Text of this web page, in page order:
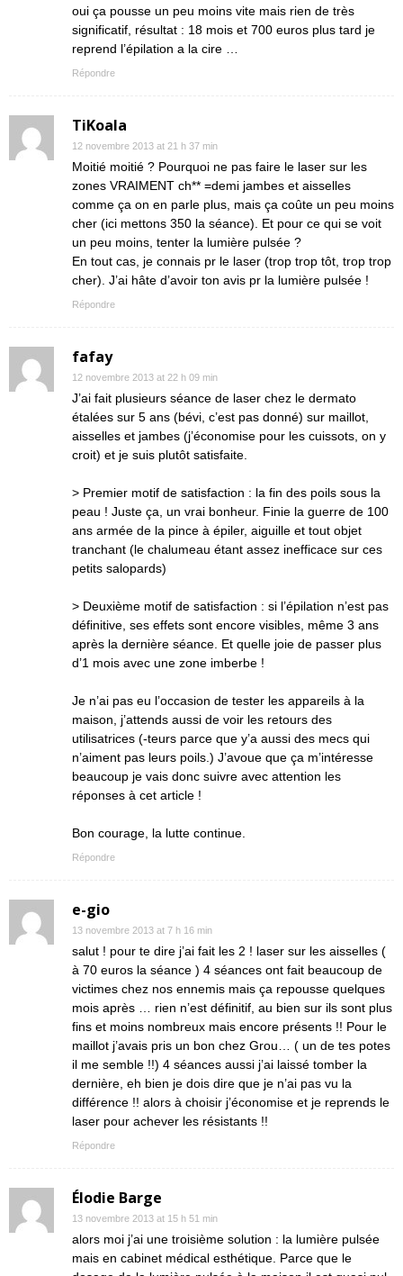
oui ça pousse un peu moins vite mais rien de très
significatif, résultat : 18 mois et 700 euros plus tard je
reprend l’épilation a la cire …
Répondre
TiKoala
12 novembre 2013 at 21 h 37 min
Moitié moitié ? Pourquoi ne pas faire le laser sur les
zones VRAIMENT ch** =demi jambes et aisselles
comme ça on en parle plus, mais ça coûte un peu moins
cher (ici mettons 350 la séance). Et pour ce qui se voit
un peu moins, tenter la lumière pulsée ?
En tout cas, je connais pr le laser (trop trop tôt, trop trop
cher). J’ai hâte d’avoir ton avis pr la lumière pulsée !
Répondre
fafay
12 novembre 2013 at 22 h 09 min
J’ai fait plusieurs séance de laser chez le dermato
étalées sur 5 ans (bévi, c’est pas donné) sur maillot,
aisselles et jambes (j’économise pour les cuissots, on y
croit) et je suis plutôt satisfaite.
> Premier motif de satisfaction : la fin des poils sous la
peau ! Juste ça, un vrai bonheur. Finie la guerre de 100
ans armée de la pince à épiler, aiguille et tout objet
tranchant (le chalumeau étant assez inefficace sur ces
petits salopards)
> Deuxième motif de satisfaction : si l’épilation n’est pas
définitive, ses effets sont encore visibles, même 3 ans
après la dernière séance. Et quelle joie de passer plus
d’1 mois avec une zone imberbe !
Je n’ai pas eu l’occasion de tester les appareils à la
maison, j’attends aussi de voir les retours des
utilisatrices (-teurs parce que y’a aussi des mecs qui
n’aiment pas leurs poils.) J’avoue que ça m’intéresse
beaucoup je vais donc suivre avec attention les
réponses à cet article !
Bon courage, la lutte continue.
Répondre
e-gio
13 novembre 2013 at 7 h 16 min
salut ! pour te dire j’ai fait les 2 ! laser sur les aisselles (
à 70 euros la séance ) 4 séances ont fait beaucoup de
victimes chez nos ennemis mais ça repousse quelques
mois après … rien n’est définitif, au bien sur ils sont plus
fins et moins nombreux mais encore présents !! Pour le
maillot j’avais pris un bon chez Grou… ( un de tes potes
il me semble !!) 4 séances aussi j’ai laissé tomber la
dernière, eh bien je dois dire que je n’ai pas vu la
différence !! alors à choisir j’économise et je reprends le
laser pour achever les résistants !!
Répondre
Élodie Barge
13 novembre 2013 at 15 h 51 min
alors moi j’ai une troisième solution : la lumière pulsée
mais en cabinet médical esthétique. Parce que le